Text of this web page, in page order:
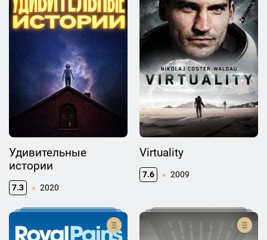
Удивительные
истории
7.3 2020
Virtuality
7.6 2009